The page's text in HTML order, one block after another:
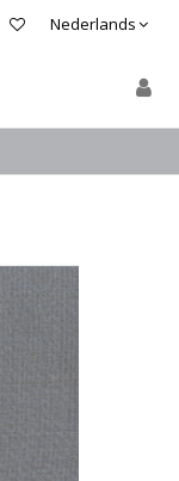
Nederlands